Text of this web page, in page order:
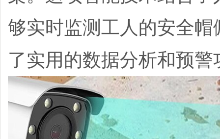
够实时监测工人的安全
了实用的数据分析和预警